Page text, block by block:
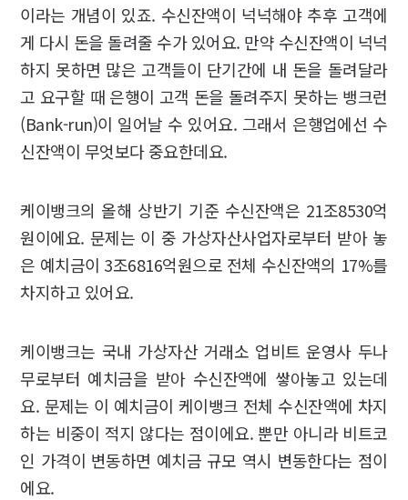
이라는 개념이 있죠. 수신잔액이 넉넉해야 추후 고객에
게 다시 돈을 돌려줄 수가 있어요. 만약 수신잔액이 넉넉
하지 못하면 많은 고객들이 단기간에 내 돈을 돌려달라
고 요구할 때 은행이 고객 돈을 돌려주지 못하는 뱅크런
(Bank-run)이 일어날 수 있어요. 그래서 은행업에선 수
신잔액이 무엇보다 중요한데요.
케이뱅크의 올해 상반기 기준 수신잔액은 21조8530억
원이에요. 문제는 이 중 가상자산사업자로부터 받아 놓
은 예치금이 3조6816억원으로 전체 수신잔액의 17%를
차지하고 있어요.
케이뱅크는 국내 가상자산 거래소 업비트 운영사 두나
무로부터 예치금을 받아 수신잔액에 쌓아놓고 있는데
요. 문제는 이 예치금이 케이뱅크 전체 수신잔액에 차지
하는 비중이 적지 않다는 점이에요. 뿐만 아니라 비트코
인 가격이 변동하면 예치금 규모 역시 변동한다는 점이
에요.